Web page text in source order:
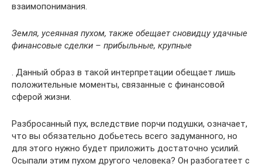
взаимопонимания.
Земля, усеянная пухом, также обещает сновидцу удачные
финансовые сделки – прибыльные, крупные
. Данный образ в такой интерпретации обещает лишь
положительные моменты, связанные с финансовой
сферой жизни.
Разбросанный пух, вследствие порчи подушки, означает,
что вы обязательно добьетесь всего задуманного, но
для этого нужно будет приложить достаточно усилий.
Осыпали этим пухом другого человека? Он разбогатеет с